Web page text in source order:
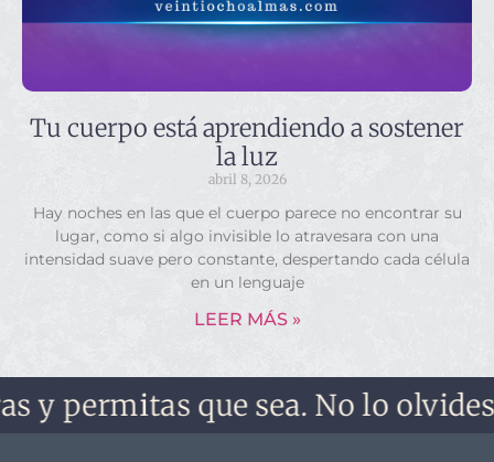
Tu cuerpo está aprendiendo a sostener
la luz
abril 8, 2026
Hay noches en las que el cuerpo parece no encontrar su
lugar, como si algo invisible lo atravesara con una
intensidad suave pero constante, despertando cada célula
en un lenguaje
LEER MÁS »
que sea. No lo olvides, no